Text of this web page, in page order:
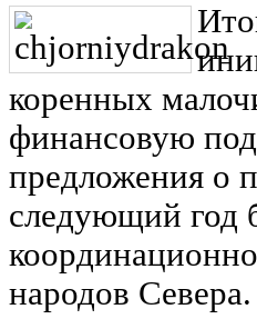
коренных
финансовую
предложения о
следующий год
народов Севера.